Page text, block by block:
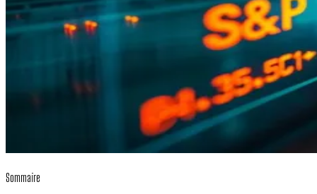
Sommaire